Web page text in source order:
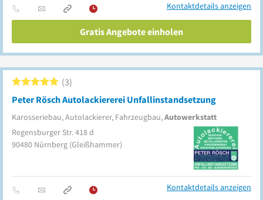
Kontaktdetails anzeigen
Gratis Angebote einholen
Peter Rösch Autolackiererei Unfallinstandsetzung
Karosseriebau, Autolackierer, Fahrzeugbau,Autowerkstatt
3
Regensburger Str. 418 d
90480 Nürnberg (Gleißhammer)
Kontaktdetails anzeigen